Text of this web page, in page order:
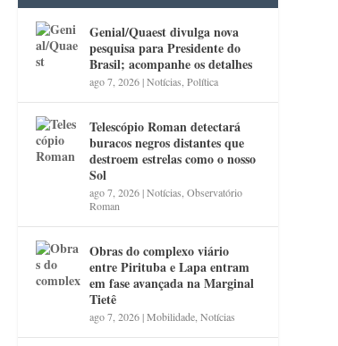
Genial/Quaest divulga nova
pesquisa para Presidente do
Brasil; acompanhe os detalhes
ago 7, 2026|Notícias ,Política
Telescópio Roman detectará
buracos negros distantes que
destroem estrelas como o nosso
Sol
ago 7, 2026|Notícias ,Observatório
Roman
Obras do complexo viário
entre Pirituba e Lapa entram
em fase avançada na Marginal
Tietê
ago 7, 2026|Mobilidade ,Notícias